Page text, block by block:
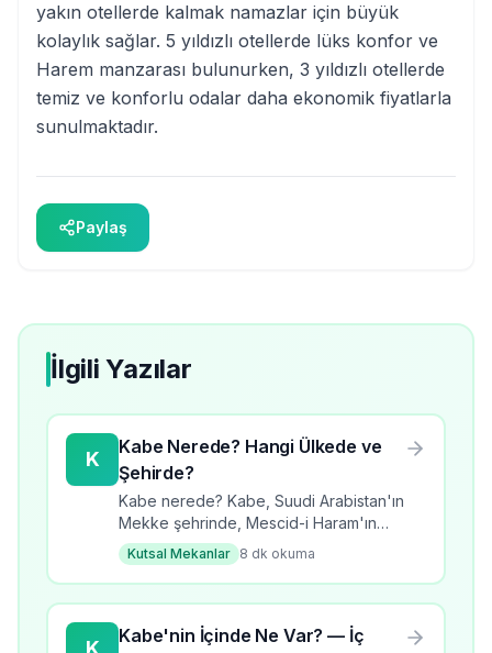
yakın otellerde kalmak namazlar için büyük
kolaylık sağlar. 5 yıldızlı otellerde lüks konfor ve
Harem manzarası bulunurken, 3 yıldızlı otellerde
temiz ve konforlu odalar daha ekonomik fiyatlarla
sunulmaktadır.
Paylaş
İlgili Yazılar
K
Kabe Nerede? Hangi Ülkede ve
Şehirde?
Kabe nerede? Kabe, Suudi Arabistan'ın
Mekke şehrinde, Mescid-i Haram'ın
merkezinde yer alır. Kabe'nin coğrafi
konumu, özelliği ve ziyaret bilgileri.
Kutsal Mekanlar 8 dk okuma
K
Kabe'nin İçinde Ne Var? — İç